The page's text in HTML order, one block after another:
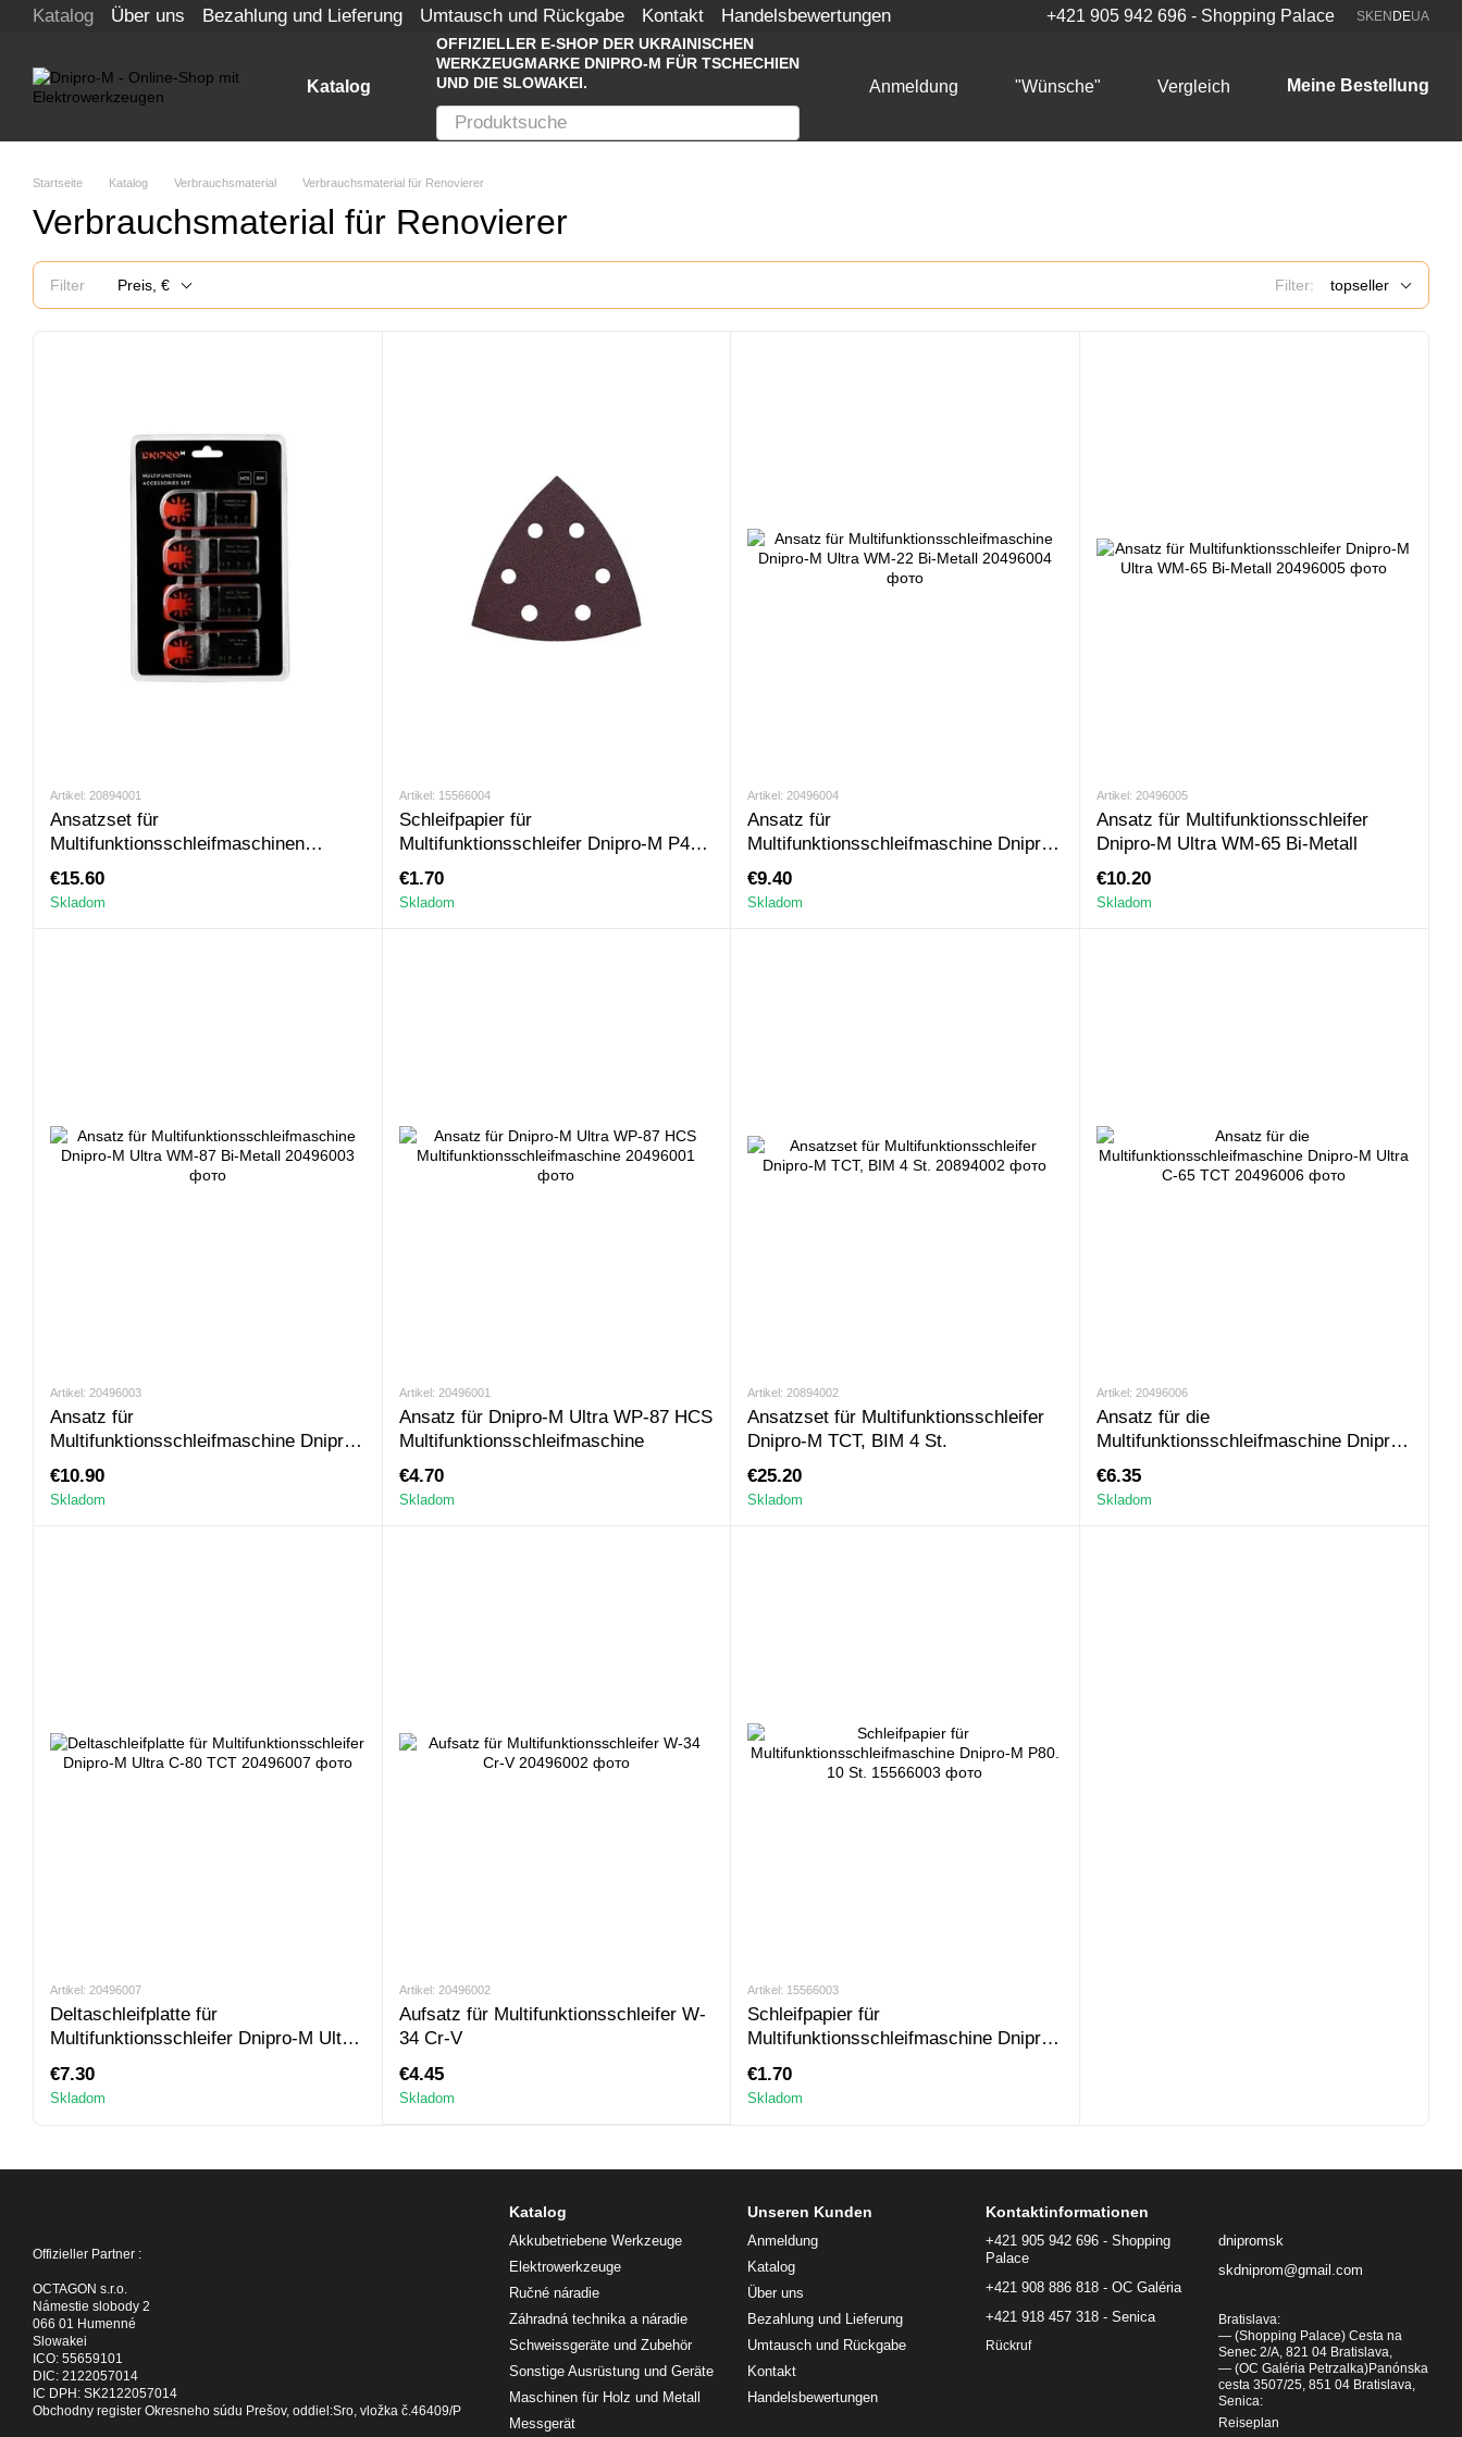
Перейти к основному контенту
Katalog Über uns Bezahlung und Lieferung Umtausch und Rückgabe Kontakt Handelsbewertungen +421 905 942 696 - Shopping Palace SKEN DEUA
Katalog
OFFIZIELLER E-SHOP DER UKRAINISCHEN
WERKZEUGMARKE DNIPRO-M FÜR TSCHECHIEN
UND DIE SLOWAKEI.
Anmeldung "Wünsche" Vergleich Meine Bestellung
Startseite Katalog Verbrauchsmaterial Verbrauchsmaterial für Renovierer
Verbrauchsmaterial für Renovierer
Filter Preis, € Filter: topseller
Artikel: 20894001
Ansatzset für
Multifunktionsschleifmaschinen
Dnipro-M, HCS 4 St.
€15.60
Skladom
Artikel: 15566004
Schleifpapier für
Multifunktionsschleifer Dnipro-M Р40,
10 St.
€1.70
Skladom
Artikel: 20496004
Ansatz für
Multifunktionsschleifmaschine Dnipro-
M Ultra WM-22 Bi-Metall
€9.40
Skladom
Artikel: 20496005
Ansatz für Multifunktionsschleifer
Dnipro-M Ultra WM-65 Bi-Metall
€10.20
Skladom
Artikel: 20496003
Ansatz für
Multifunktionsschleifmaschine Dnipro-
M Ultra WM-87 Bi-Metall
€10.90
Skladom
Artikel: 20496001
Ansatz für Dnipro-M Ultra WP-87 HCS
Multifunktionsschleifmaschine
€4.70
Skladom
Artikel: 20894002
Ansatzset für Multifunktionsschleifer
Dnipro-M TCT, BIM 4 St.
€25.20
Skladom
Artikel: 20496006
Ansatz für die
Multifunktionsschleifmaschine Dnipro-
M Ultra С-65 TCT
€6.35
Skladom
Artikel: 20496007
Deltaschleifplatte für
Multifunktionsschleifer Dnipro-M Ultra
C-80 TCT
€7.30
Skladom
Artikel: 20496002
Aufsatz für Multifunktionsschleifer W-
34 Cr-V
€4.45
Skladom
Artikel: 15566003
Schleifpapier für
Multifunktionsschleifmaschine Dnipro-
M Р80. 10 St.
€1.70
Skladom
Offizieller Partner :
OCTAGON s.r.o.
Námestie slobody 2
066 01 Humenné
Slowakei
ICO: 55659101
DIC: 2122057014
IC DPH: SK2122057014
Obchodny register Okresneho súdu Prešov, oddiel:Sro, vložka č.46409/P
Katalog
Akkubetriebene Werkzeuge
Elektrowerkzeuge
Ručné náradie
Záhradná technika a náradie
Schweissgeräte und Zubehör
Sonstige Ausrüstung und Geräte
Maschinen für Holz und Metall
Messgerät
Unseren Kunden
Anmeldung
Katalog
Über uns
Bezahlung und Lieferung
Umtausch und Rückgabe
Kontakt
Handelsbewertungen
Kontaktinformationen
+421 905 942 696 - Shopping
Palace
+421 908 886 818 - OC Galéria
+421 918 457 318 - Senica
Rückruf
dnipromsk
skdniprom@gmail.com
Bratislava:
— (Shopping Palace) Cesta na
Senec 2/A, 821 04 Bratislava,
— (OC Galéria Petrzalka)Panónska
cesta 3507/25, 851 04 Bratislava,
Senica:
Reiseplan